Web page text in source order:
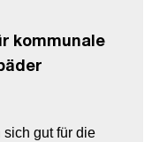
kommunale
gut für die